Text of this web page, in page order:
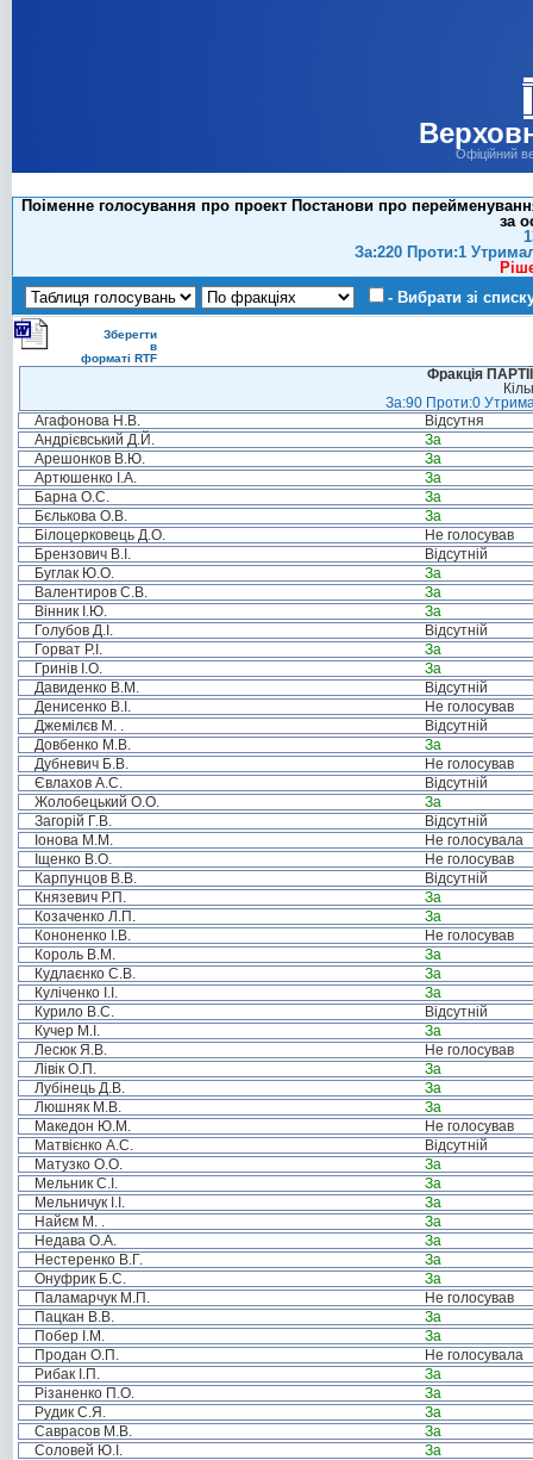
Офіційний
Поіменне голосування про проект Постанови про
за
За:220 Проти:1
- Вибрати зі
Зберегти
в
форматі RTF
Фракція
За:90 Проти:0
Агафонова Н.В.
Відсутня
Андрієвський Д.Й.
За
Арешонков В.Ю.
За
Артюшенко І.А.
За
Барна О.С.
За
Бєлькова О.В.
За
Білоцерковець Д.О.
Не голосував
Брензович В.І.
Відсутній
Буглак Ю.О.
За
Валентиров С.В.
За
Вінник І.Ю.
За
Голубов Д.І.
Відсутній
Горват Р.І.
За
Гринів І.О.
За
Давиденко В.М.
Відсутній
Денисенко В.І.
Не голосував
Джемілєв М. .
Відсутній
Довбенко М.В.
За
Дубневич Б.В.
Не голосував
Євлахов А.С.
Відсутній
Жолобецький О.О.
За
Загорій Г.В.
Відсутній
Іонова М.М.
Не голосувала
Іщенко В.О.
Не голосував
Карпунцов В.В.
Відсутній
Князевич Р.П.
За
Козаченко Л.П.
За
Кононенко І.В.
Не голосував
Король В.М.
За
Кудлаєнко С.В.
За
Куліченко І.І.
За
Курило В.С.
Відсутній
Кучер М.І.
За
Лесюк Я.В.
Не голосував
Лівік О.П.
За
Лубінець Д.В.
За
Люшняк М.В.
За
Македон Ю.М.
Не голосував
Матвієнко А.С.
Відсутній
Матузко О.О.
За
Мельник С.І.
За
Мельничук І.І.
За
Найєм М. .
За
Недава О.А.
За
Нестеренко В.Г.
За
Онуфрик Б.С.
За
Паламарчук М.П.
Не голосував
Пацкан В.В.
За
Побер І.М.
За
Продан О.П.
Не голосувала
Рибак І.П.
За
Різаненко П.О.
За
Рудик С.Я.
За
Саврасов М.В.
За
Соловей Ю.І.
За